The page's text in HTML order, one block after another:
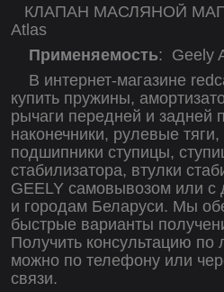
КЛАПАН МАСЛЯНОЙ
Atlas
Применяемость: Geely
В интернет-магазине
купить пружины,
рычаги передней и задней
наконечники, рулевые
подшипники ступицы,
стабилизатора, втулки
GEELY самовывозом или с
и городам Беларуси. Мы
быстрые варианты
Получить консультацию по
можно по телефону или
связи.